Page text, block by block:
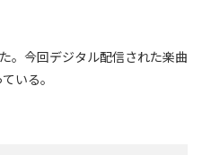
。今回デジタル配信された楽曲
いる。